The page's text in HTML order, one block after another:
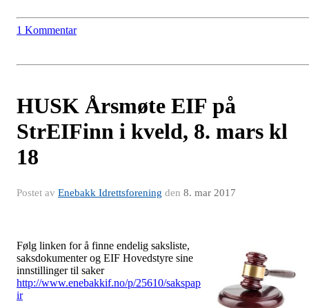
1 Kommentar
HUSK Årsmøte EIF på
StrEIFinn i kveld, 8. mars kl
18
Postet av Enebakk Idrettsforening den 8. mar 2017
Følg linken for å finne endelig saksliste,
saksdokumenter og EIF Hovedstyre sine
innstillinger til saker
http://www.enebakkif.no/p/25610/sakspap
ir